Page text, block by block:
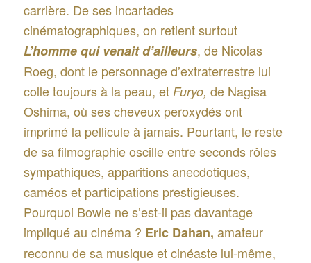
carrière. De ses incartades
cinématographiques, on retient surtout
L’homme qui venait d’ailleurs, de Nicolas
Roeg, dont le personnage d’extraterrestre lui
colle toujours à la peau, et Furyo,de Nagisa
Oshima, où ses cheveux peroxydés ont
imprimé la pellicule à jamais. Pourtant, le reste
de sa filmographie oscille entre seconds rôles
sympathiques, apparitions anecdotiques,
caméos et participations prestigieuses.
Pourquoi Bowie ne s’est-il pas davantage
impliqué au cinéma ? Eric Dahan,amateur
reconnu de sa musique et cinéaste lui-même,